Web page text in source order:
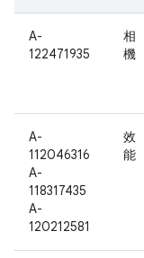
A-
122471935
相
機
A-
112046316
A-
118317435
A-
120212581
效
能